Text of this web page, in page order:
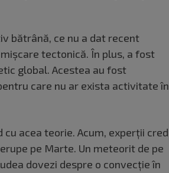
bătrână, ce nu a dat recent
tectonică. În plus, a fost
global. Acestea au fost
care nu ar exista activitate în
acea teorie. Acum, experții cred
pe Marte. Un meteorit de pe
dovezi despre o convecție în